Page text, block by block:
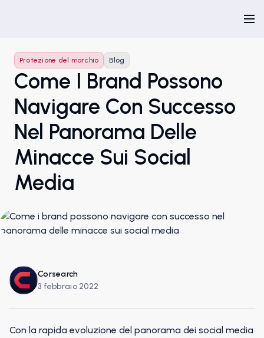
Protezione del marchio Blog
Come I Brand Possono
Navigare Con Successo
Nel Panorama Delle
Minacce Sui Social
Media
Corsearch
3 febbraio 2022
Con la rapida evoluzione del panorama dei social media